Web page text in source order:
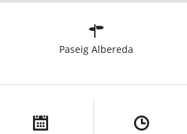
Paseig Albereda